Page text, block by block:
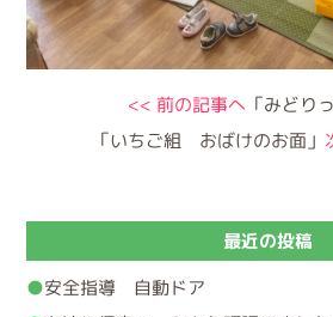
<< 前の記事へ 「みどり
「いちご組 おばけのお面」
最近の投稿
安全指導 自動ドア